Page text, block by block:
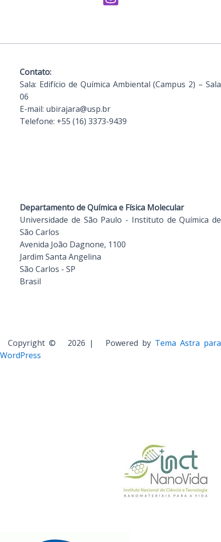
Contato:
Sala: Edifício de Química Ambiental (Campus 2) – Sala
06
E-mail: ubirajara@usp.br
Telefone: +55 (16) 3373-9439
Departamento de Química e Física Molecular
Universidade de São Paulo - Instituto de Química de
São Carlos
Avenida João Dagnone, 1100
Jardim Santa Angelina
São Carlos - SP
Brasil
Copyright © 2026 | Powered by Tema Astra para
WordPress